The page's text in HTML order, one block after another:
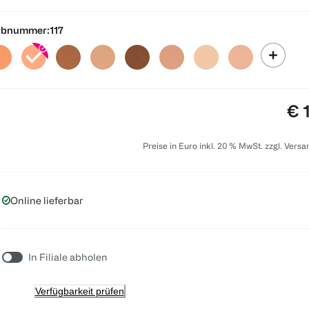
117
€
Preise in Euro inkl. 20 % MwSt. zzgl.
Online lieferbar
In Filiale abholen
Verfügbarkeit prüfen